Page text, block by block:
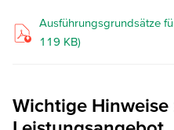
Ausführungsgrundsätze
119 KB)
Wichtige Hinweise